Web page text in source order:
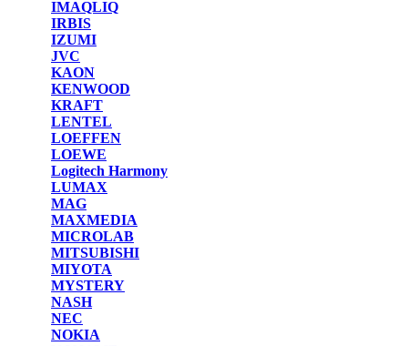
IMAQLIQ
IRBIS
IZUMI
JVC
KAON
KENWOOD
KRAFT
LENTEL
LOEFFEN
LOEWE
Logitech Harmony
LUMAX
MAG
MAXMEDIA
MICROLAB
MITSUBISHI
MIYOTA
MYSTERY
NASH
NEC
NOKIA